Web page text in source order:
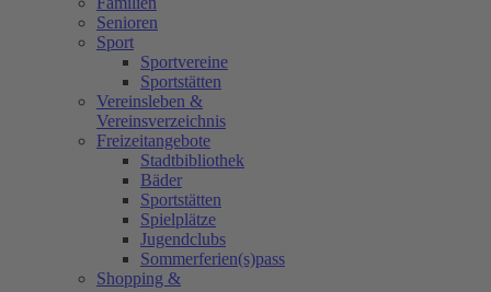
Senioren
Sport
Sportvereine
Sportstätten
Vereinsleben &
Vereinsverzeichnis
Freizeitangebote
Stadtbibliothek
Bäder
Sportstätten
Spielplätze
Jugendclubs
Sommerferien(s)pass
Shopping &